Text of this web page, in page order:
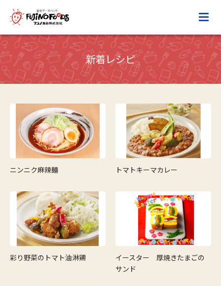
新着レシピ
ニンニク麻辣麺 トマトキーマカレー
彩り野菜のトマト油淋鶏
イースター 厚焼きたまごの
サンド